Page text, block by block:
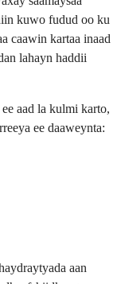
kuwo fudud oo ku
caawin kartaa inaad
lahayn haddii
aad la kulmi karto,
ee daaweynta:
aan